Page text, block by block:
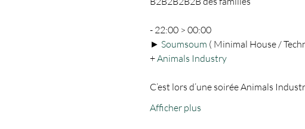
- 22:00 > 00:00
► Soumsoum ( Minimal House /
+ Animals Industry
C’est lors d’une soirée Animals
Afficher plus